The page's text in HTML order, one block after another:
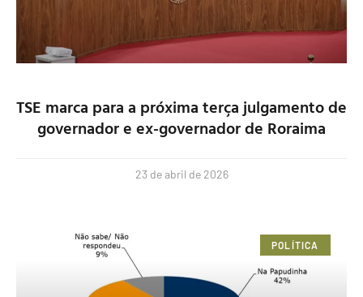
TSE marca para a próxima terça julgamento de
governador e ex-governador de Roraima
23 de abril de 2026
POLÍTICA